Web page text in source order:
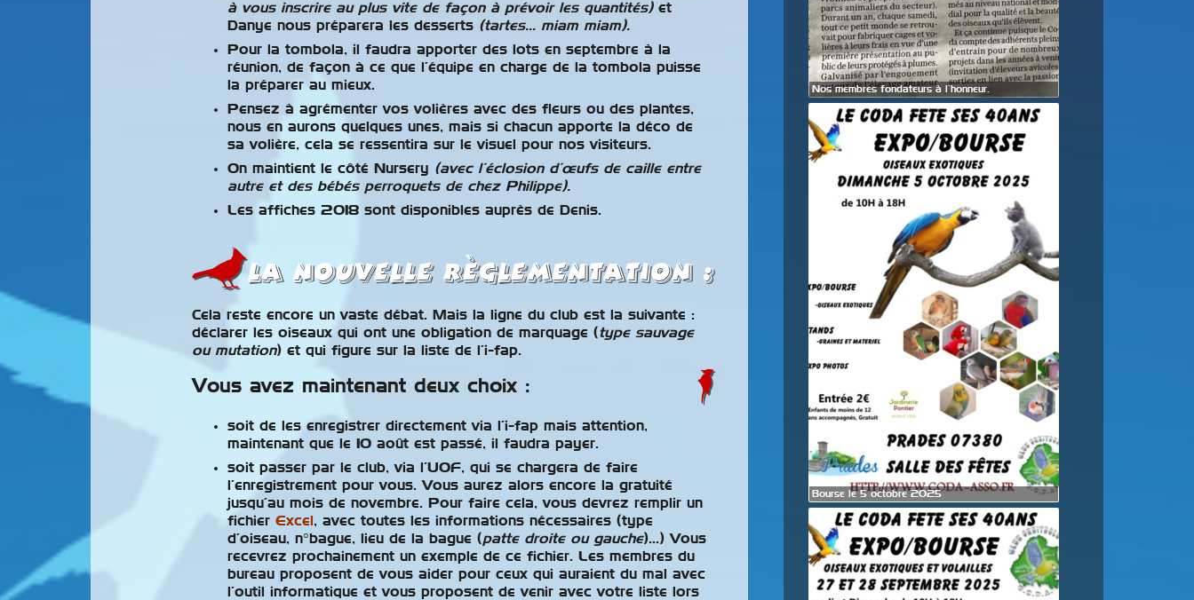
à vous inscrire au plus vite de façon à prévoir les quantités)et
Danye nous préparera les desserts (tartes… miam miam).
Pour la tombola, il faudra apporter des lots en septembre à la
réunion, de façon à ce que l’équipe en charge de la tombola puisse
la préparer au mieux.
Pensez à agrémenter vos volières avec des fleurs ou des plantes,
nous en aurons quelques unes, mais si chacun apporte la déco de
sa volière, cela se ressentira sur le visuel pour nos visiteurs.
On maintient le côté Nursery (avec l’éclosion d’œufs de caille entre
autre et des bébés perroquets de chez Philippe).
Les affiches 2018 sont disponibles auprès de Denis.
la nouvelle règlementation :
Cela reste encore un vaste débat. Mais la ligne du club est la suivante :
déclarer les oiseaux qui ont une obligation de marquage (type sauvage
ou mutation) et qui figure sur la liste de l’i-fap.
Vous avez maintenant deux choix :
soit de les enregistrer directement via l’i-fap mais attention,
maintenant que le 10 août est passé, il faudra payer.
soit passer par le club, via l’UOF, qui se chargera de faire
l’enregistrement pour vous. Vous aurez alors encore la gratuité
jusqu’au mois de novembre. Pour faire cela, vous devrez remplir un
fichier Excel , avec toutes les informations nécessaires (type
d’oiseau, n°bague, lieu de la bague (patte droite ou gauche)…) Vous
recevrez prochainement un exemple de ce fichier. Les membres du
bureau proposent de vous aider pour ceux qui auraient du mal avec
l’outil informatique et vous proposent de venir avec votre liste lors
Nos membres fondateurs à l’honneur.
Bourse le 5 octobre 2025